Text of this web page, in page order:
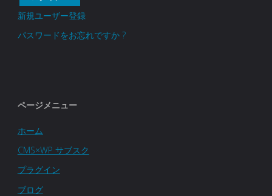
新規ユーザー登録
パスワードをお忘れですか ?
ページメニュー
ホーム
CMS×WP サブスク
プラグイン
ブログ